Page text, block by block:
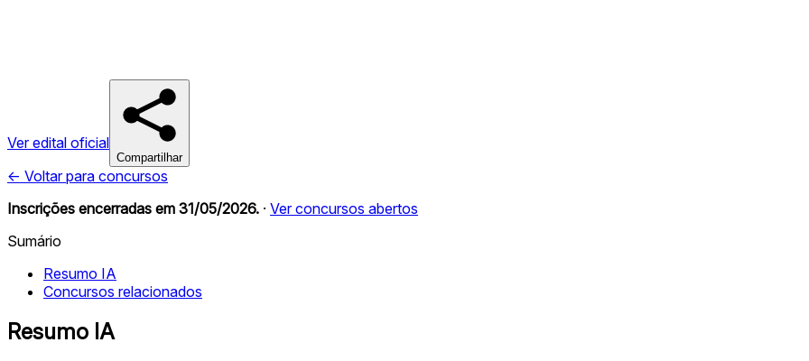
Ver edital oficial
Compartilhar
← Voltar para concursos
Inscrições encerradas em 31/05/2026. · Ver concursos abertos
Sumário
Resumo IA
Concursos relacionados
Resumo IA